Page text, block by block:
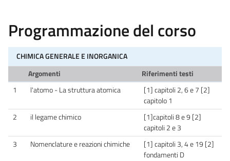
Programmazione del corso
CHIMICA GENERALE E INORGANICA
Argomenti
Riferimenti testi
1
l'atomo - La struttura atomica
[1] capitoli 2, 6 e 7 [2]
capitolo 1
2
il legame chimico
[1]capitoli 8 e 9 [2]
capitoli 2 e 3
3
Nomenclature e reazioni chimiche
[1] capitoli 3, 4 e 19 [2]
fondamenti D